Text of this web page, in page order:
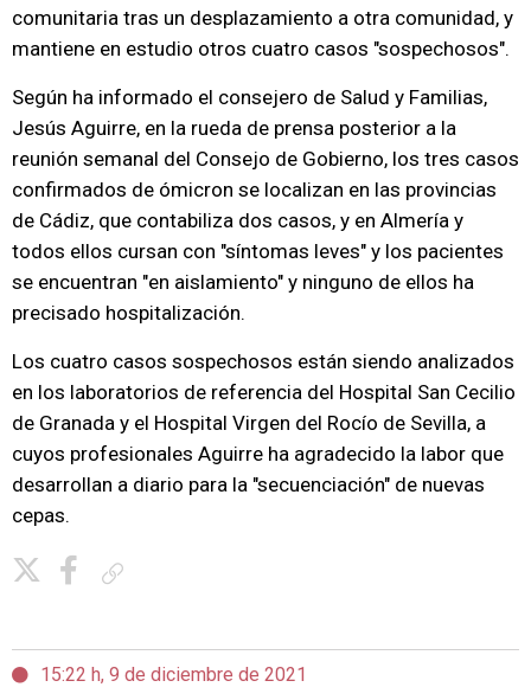
comunitaria tras un desplazamiento a otra comunidad, y
mantiene en estudio otros cuatro casos "sospechosos".
Según ha informado el consejero de Salud y Familias,
Jesús Aguirre, en la rueda de prensa posterior a la
reunión semanal del Consejo de Gobierno, los tres casos
confirmados de ómicron se localizan en las provincias
de Cádiz, que contabiliza dos casos, y en Almería y
todos ellos cursan con "síntomas leves" y los pacientes
se encuentran "en aislamiento" y ninguno de ellos ha
precisado hospitalización.
Los cuatro casos sospechosos están siendo analizados
en los laboratorios de referencia del Hospital San Cecilio
de Granada y el Hospital Virgen del Rocío de Sevilla, a
cuyos profesionales Aguirre ha agradecido la labor que
desarrollan a diario para la "secuenciación" de nuevas
cepas.
15:22 h, 9 de diciembre de 2021